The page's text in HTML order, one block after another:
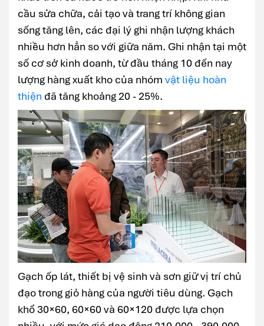
cầu sửa chữa, cải tạo và trang trí không gian
sống tăng lên, các đại lý ghi nhận lượng khách
nhiều hơn hẳn so với giữa năm. Ghi nhận tại một
số cơ sở kinh doanh, từ đầu tháng 10 đến nay
lượng hàng xuất kho của nhóm vật liệu hoàn
thiện đã tăng khoảng 20 - 25%.
Gạch ốp lát, thiết bị vệ sinh và sơn giữ vị trí chủ
đạo trong giỏ hàng của người tiêu dùng. Gạch
khổ 30×60, 60×60 và 60×120 được lựa chọn